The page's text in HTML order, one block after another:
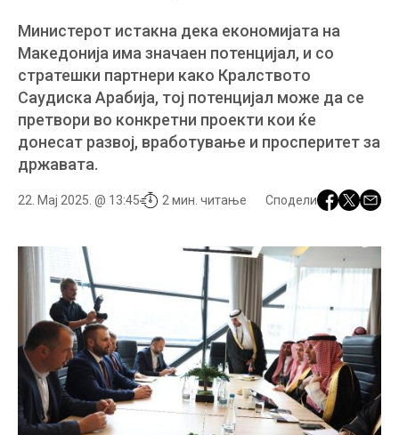
Министерот истакна дека економијата на
Македонија има значаен потенцијал, и со
стратешки партнери како Кралството
Саудиска Арабија, тој потенцијал може да се
претвори во конкретни проекти кои ќе
донесат развој, вработување и просперитет за
државата.
22. Мај 2025. @ 13:45 2 мин. читање Сподели